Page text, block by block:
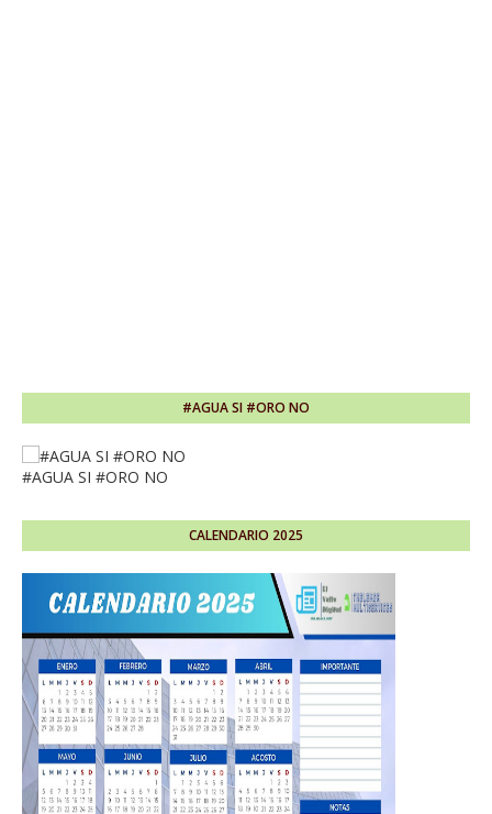
#AGUA SI #ORO NO
#AGUA SI #ORO NO
CALENDARIO 2025